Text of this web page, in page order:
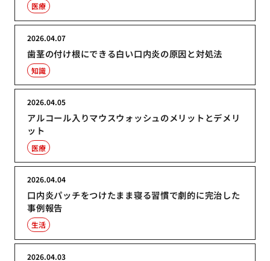
医療
歯茎の付け根にできる白い口内炎の原因と対処法
2026.04.07
知識
アルコール入りマウスウォッシュのメリットとデメリ
ット
2026.04.05
医療
口内炎パッチをつけたまま寝る習慣で劇的に完治した
事例報告
2026.04.04
生活
2026.04.03